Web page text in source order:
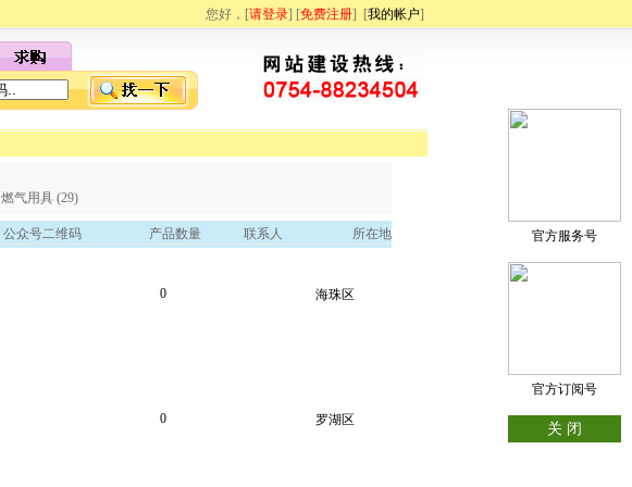
官方服务号
官方订阅号
关 闭
[我的帐户]
您好，[请登录] [免费注册]
燃气用具 (29)
公众号二维码 产品数量 联系人 所在地
0 海珠区
0 罗湖区